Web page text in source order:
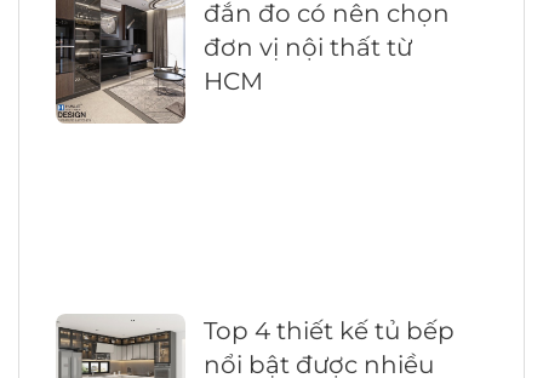
đắn đo có nên chọn
đơn vị nội thất từ
HCM
Top 4 thiết kế tủ bếp
nổi bật được nhiều